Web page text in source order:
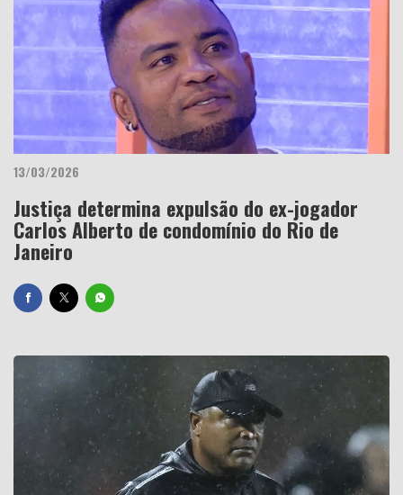
13/03/2026
Justiça determina expulsão do ex-jogador
Carlos Alberto de condomínio do Rio de
Janeiro